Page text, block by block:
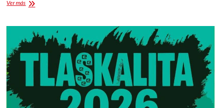
Ver másTicket
para
Tlaskalita